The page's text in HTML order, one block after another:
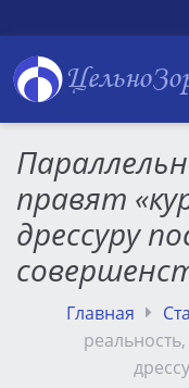
правят
дрессуру
Главная